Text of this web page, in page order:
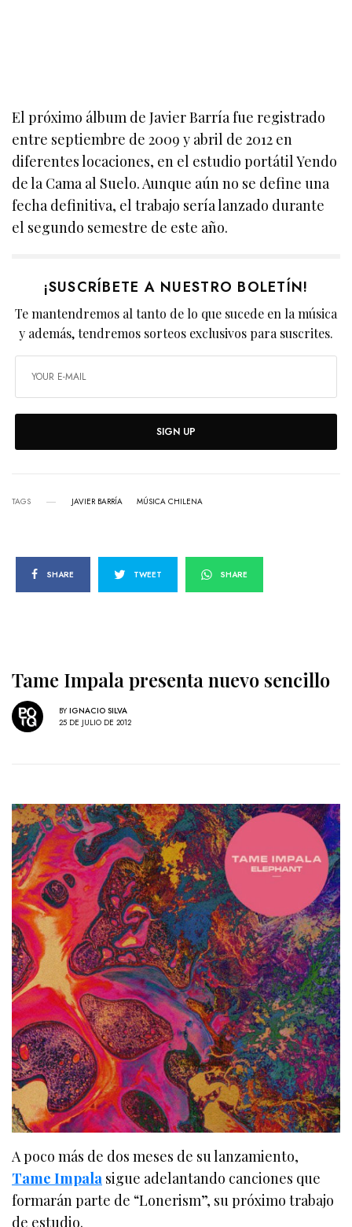
El próximo álbum de Javier Barría fue registrado
entre septiembre de 2009 y abril de 2012 en
diferentes locaciones, en el estudio portátil Yendo
de la Cama al Suelo. Aunque aún no se define una
fecha definitiva, el trabajo sería lanzado durante
el segundo semestre de este año.
¡SUSCRÍBETE A NUESTRO BOLETÍN!
Te mantendremos al tanto de lo que sucede en la música
y además, tendremos sorteos exclusivos para suscrites.
SIGN UP
TAGS JAVIER BARRÍA MÚSICA CHILENA
SHARE TWEET SHARE
Tame Impala presenta nuevo sencillo
BY IGNACIO SILVA
25 DE JULIO DE 2012
A poco más de dos meses de su lanzamiento,
Tame Impala sigue adelantando canciones que
formarán parte de “Lonerism”, su próximo trabajo
de estudio.